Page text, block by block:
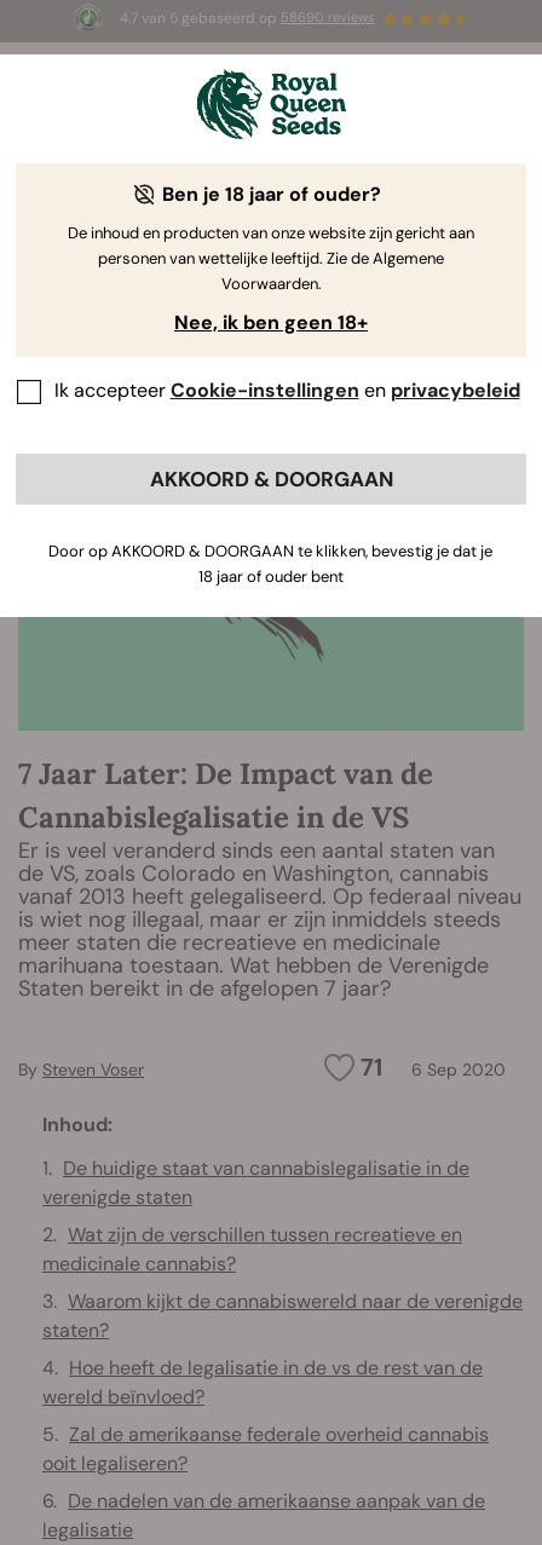
4.7 van 5 gebaseerd op 58690 reviews
☀️ Summer Sales: tot wel 50% korting
op geselecteerde producten! ⏤
The RQS Blog
Cannabis Lifestyle Blogs
7 Jaar Later: De Impact van de
Cannabislegalisatie in de VS
Er is veel veranderd sinds een aantal staten van
de VS, zoals Colorado en Washington, cannabis
vanaf 2013 heeft gelegaliseerd. Op federaal niveau
is wiet nog illegaal, maar er zijn inmiddels steeds
meer staten die recreatieve en medicinale
marihuana toestaan. Wat hebben de Verenigde
Staten bereikt in de afgelopen 7 jaar?
71 6 Sep 2020
By Steven Voser
Inhoud:
De huidige staat van cannabislegalisatie in de
verenigde staten
Wat zijn de verschillen tussen recreatieve en
medicinale cannabis?
Waarom kijkt de cannabiswereld naar de verenigde
staten?
Hoe heeft de legalisatie in de vs de rest van de
wereld beïnvloed?
Zal de amerikaanse federale overheid cannabis
ooit legaliseren?
De nadelen van de amerikaanse aanpak van de
legalisatie
Ben je 18 jaar of ouder?
De inhoud en producten van onze website zijn gericht aan
personen van wettelijke leeftijd. Zie de Algemene
Voorwaarden.
Nee, ik ben geen 18+
Ik accepteerCookie-instellingen en privacybeleid
AKKOORD & DOORGAAN
Door op AKKOORD & DOORGAAN te klikken, bevestig je dat je
18 jaar of ouder bent